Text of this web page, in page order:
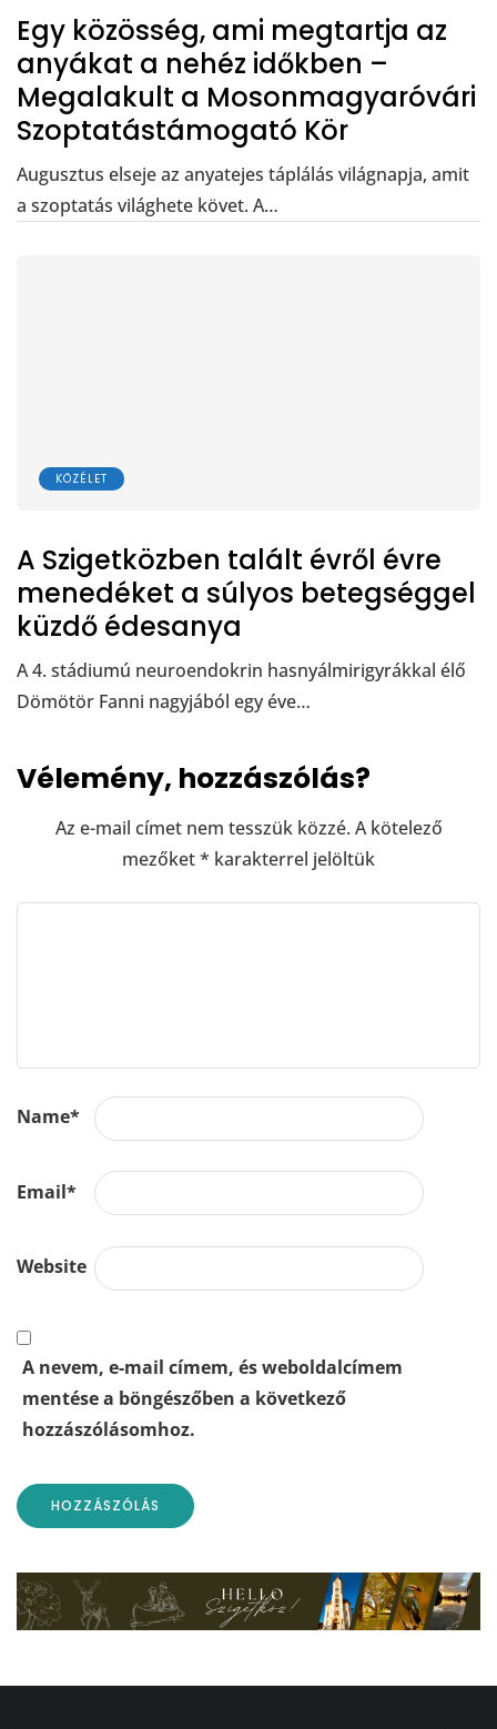
Egy közösség, ami megtartja az
anyákat a nehéz időkben –
Megalakult a Mosonmagyaróvári
Szoptatástámogató Kör
Augusztus elseje az anyatejes táplálás világnapja, amit
a szoptatás világhete követ. A…
KÖZÉLET
A Szigetközben talált évről évre
menedéket a súlyos betegséggel
küzdő édesanya
A 4. stádiumú neuroendokrin hasnyálmirigyrákkal élő
Dömötör Fanni nagyjából egy éve…
Vélemény, hozzászólás?
Az e-mail címet nem tesszük közzé. A kötelező
mezőket* karakterrel jelöltük
Name*
Email*
Website
A nevem, e-mail címem, és weboldalcímem
mentése a böngészőben a következő
hozzászólásomhoz.